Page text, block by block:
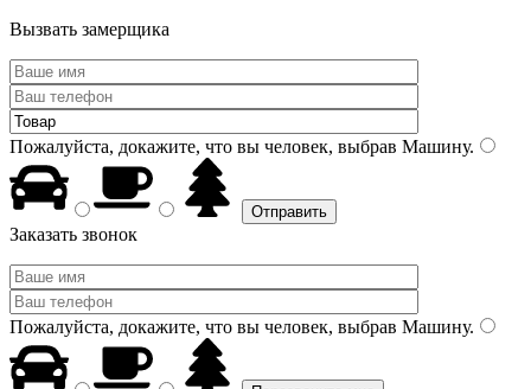
Вызвать замерщика
Пожалуйста, докажите, что вы человек, выбрав Машину.
Заказать звонок
Пожалуйста, докажите, что вы человек, выбрав Машину.